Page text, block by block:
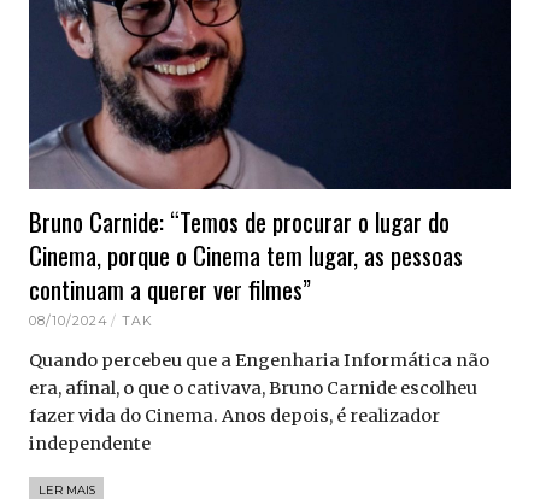
Bruno Carnide: “Temos de procurar o lugar do
Cinema, porque o Cinema tem lugar, as pessoas
continuam a querer ver filmes”
08/10/2024 TAK
Quando percebeu que a Engenharia Informática não
era, afinal, o que o cativava, Bruno Carnide escolheu
fazer vida do Cinema. Anos depois, é realizador
independente
LER MAIS